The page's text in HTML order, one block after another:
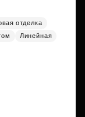
отделка
Линейная